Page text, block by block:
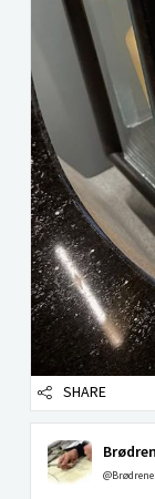
SHARE